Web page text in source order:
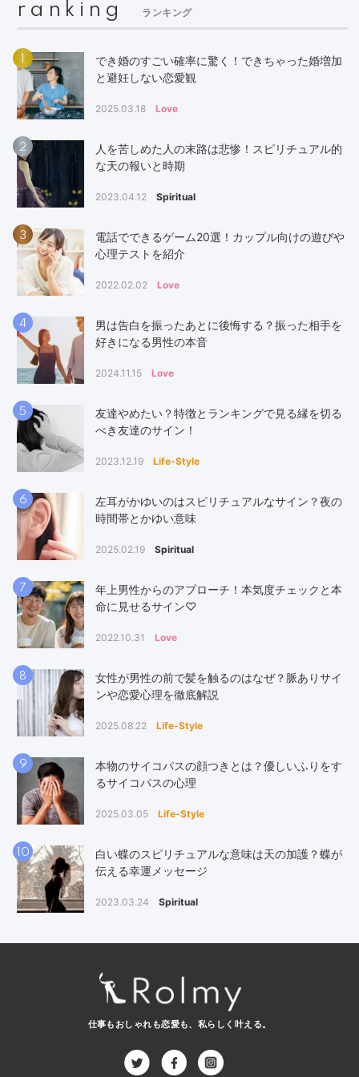
ranking ランキング
でき婚のすごい確率に驚く！できちゃった婚増加
と避妊しない恋愛観
2025.03.18 Love
2
人を苦しめた人の末路は悲惨！スピリチュアル的
な天の報いと時期
2023.04.12 Spiritual
3
電話でできるゲーム20選！カップル向けの遊びや
心理テストを紹介
2022.02.02 Love
4
男は告白を振ったあとに後悔する？振った相手を
好きになる男性の本音
2024.11.15 Love
5
友達やめたい？特徴とランキングで見る縁を切る
べき友達のサイン！
2023.12.19 Life-Style
6
左耳がかゆいのはスピリチュアルなサイン？夜の
時間帯とかゆい意味
2025.02.19 Spiritual
7
年上男性からのアプローチ！本気度チェックと本
命に見せるサイン♡
2022.10.31 Love
8
女性が男性の前で髪を触るのはなぜ？脈ありサイ
ンや恋愛心理を徹底解説
2025.08.22 Life-Style
9
本物のサイコパスの顔つきとは？優しいふりをす
るサイコパスの心理
2025.03.05 Life-Style
10
白い蝶のスピリチュアルな意味は天の加護？蝶が
伝える幸運メッセージ
2023.03.24 Spiritual
仕事もおしゃれも恋愛も、 私らしく叶える。